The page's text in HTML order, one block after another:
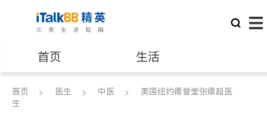
首页 生活
医生 律师
首页 医生 中医
美国纽约德誉堂张德超医
生